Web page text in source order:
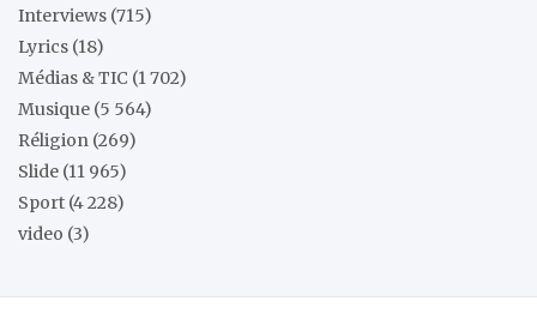
Interviews (715)
Lyrics (18)
Médias & TIC (1 702)
Musique (5 564)
Réligion (269)
Slide (11 965)
Sport (4 228)
video (3)